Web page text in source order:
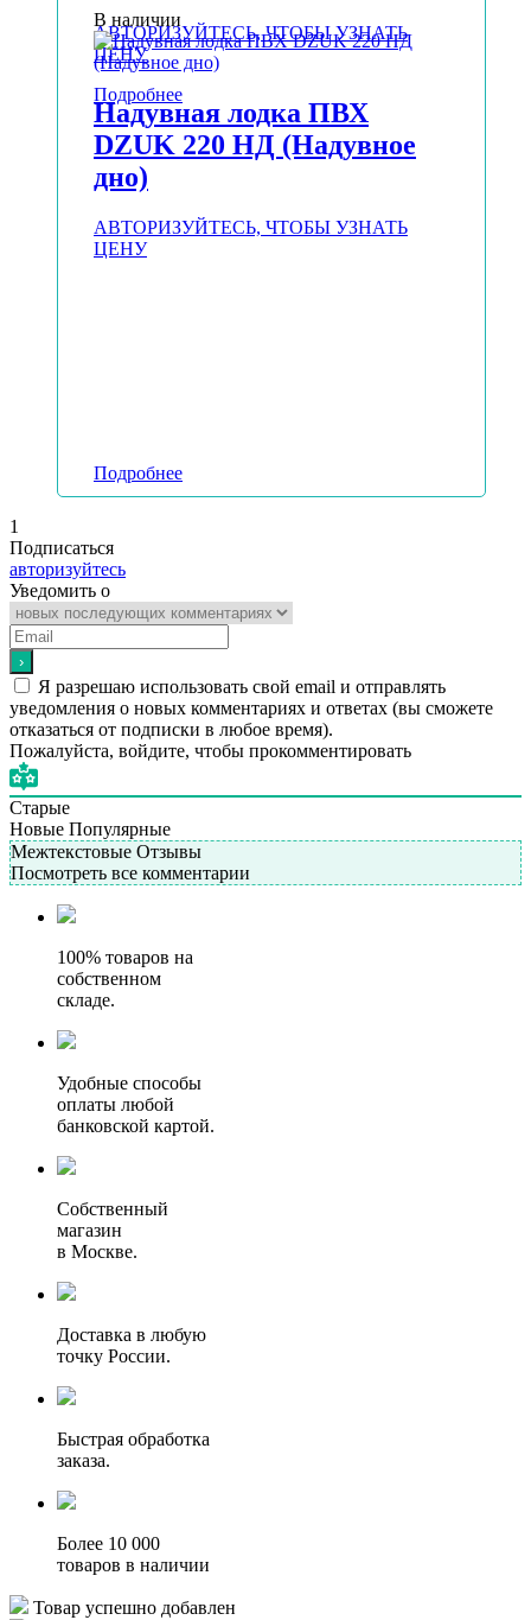
АВТОРИЗУЙТЕСЬ, ЧТОБЫ УЗНАТЬ
ЦЕНУ
Подробнее
В наличии
Надувная лодка ПВХ
DZUK 220 НД (Надувное
дно)
АВТОРИЗУЙТЕСЬ, ЧТОБЫ УЗНАТЬ
ЦЕНУ
Подробнее
1
Подписаться
авторизуйтесь
Уведомить о
Я разрешаю использовать свой email и отправлять
уведомления о новых комментариях и ответах (вы cможете
отказаться от подписки в любое время).
Пожалуйста, войдите, чтобы прокомментировать
Старые
Новые Популярные
Межтекстовые Отзывы
Посмотреть все комментарии
100% товаров на
собственном
складе.
Удобные способы
оплаты любой
банковской картой.
Собственный
магазин
в Москве.
Доставка в любую
точку России.
Быстрая обработка
заказа.
Более 10 000
товаров в наличии
Товар успешно добавлен